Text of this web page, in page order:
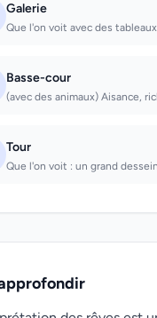
Galerie
Que l'on voit avec des
Basse-cour
(avec des animaux) Aisance,
Tour
Que l'on voit : un grand